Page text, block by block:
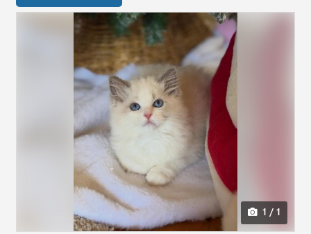
1 / 1